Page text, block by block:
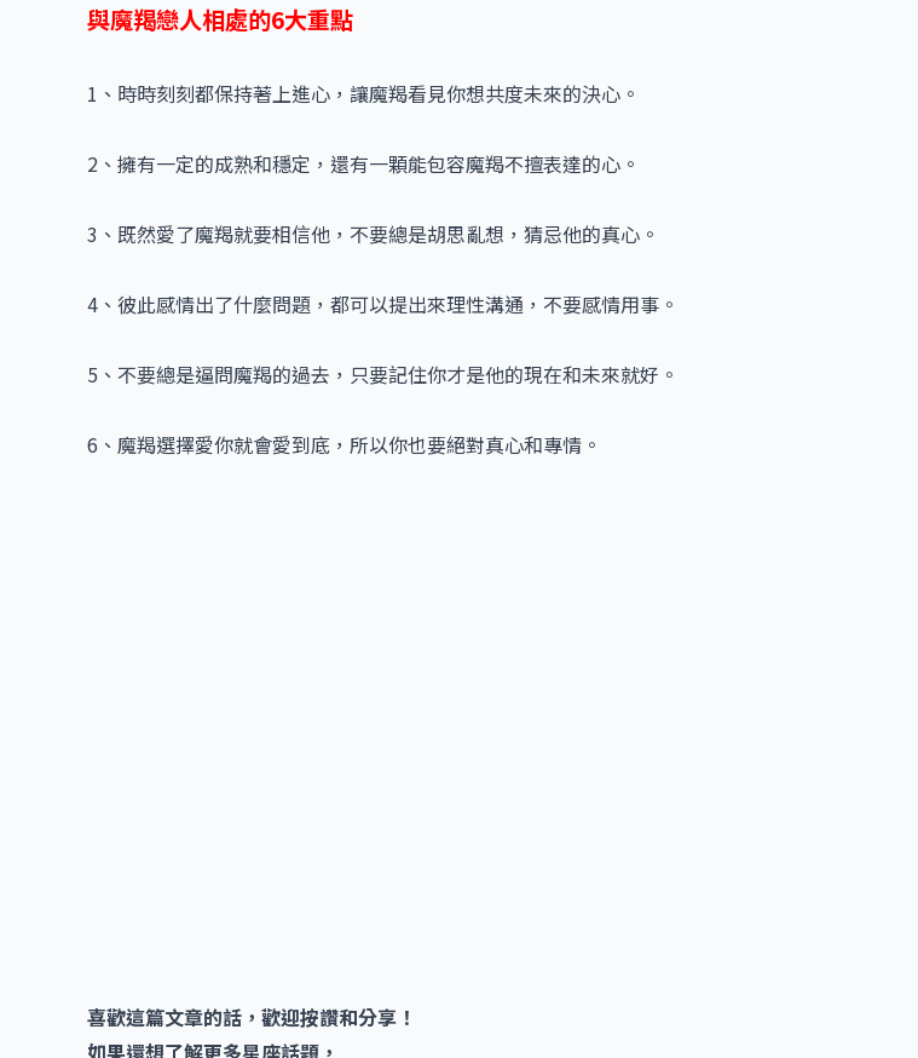
與魔羯戀人相處的6大重點
1、時時刻刻都保持著上進心，讓魔羯看見你想共度未來的決心。
2、擁有一定的成熟和穩定，還有一顆能包容魔羯不擅表達的心。
3、既然愛了魔羯就要相信他，不要總是胡思亂想，猜忌他的真心。
4、彼此感情出了什麼問題，都可以提出來理性溝通，不要感情用事。
5、不要總是逼問魔羯的過去，只要記住你才是他的現在和未來就好。
6、魔羯選擇愛你就會愛到底，所以你也要絕對真心和專情。
喜歡這篇文章的話，歡迎按讚和分享！
如果還想了解更多星座話題，